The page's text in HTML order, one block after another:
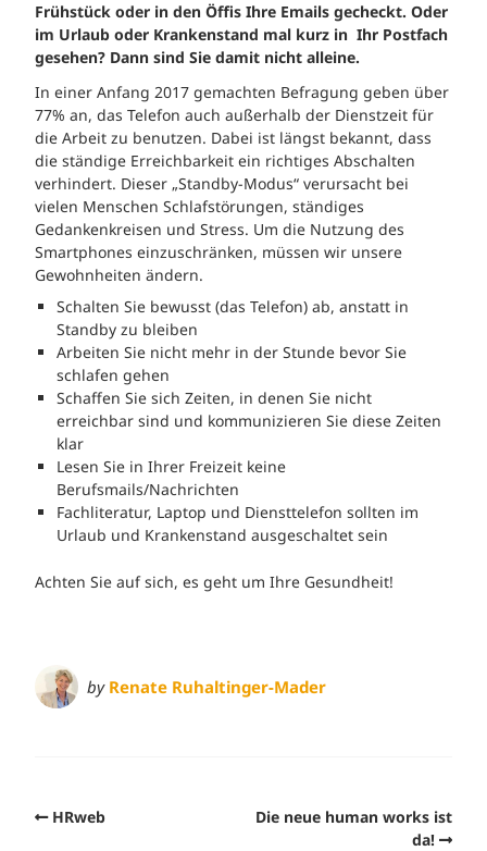
Frühstück oder in den Öffis Ihre Emails gecheckt. Oder
im Urlaub oder Krankenstand mal kurz in Ihr Postfach
gesehen? Dann sind Sie damit nicht alleine.
In einer Anfang 2017 gemachten Befragung geben über
77% an, das Telefon auch außerhalb der Dienstzeit für
die Arbeit zu benutzen. Dabei ist längst bekannt, dass
die ständige Erreichbarkeit ein richtiges Abschalten
verhindert. Dieser „Standby-Modus“ verursacht bei
vielen Menschen Schlafstörungen, ständiges
Gedankenkreisen und Stress. Um die Nutzung des
Smartphones einzuschränken, müssen wir unsere
Gewohnheiten ändern.
Schalten Sie bewusst (das Telefon) ab, anstatt in
Standby zu bleiben
Arbeiten Sie nicht mehr in der Stunde bevor Sie
schlafen gehen
Schaffen Sie sich Zeiten, in denen Sie nicht
erreichbar sind und kommunizieren Sie diese Zeiten
klar
Lesen Sie in Ihrer Freizeit keine
Berufsmails/Nachrichten
Fachliteratur, Laptop und Diensttelefon sollten im
Urlaub und Krankenstand ausgeschaltet sein
Achten Sie auf sich, es geht um Ihre Gesundheit!
by Renate Ruhaltinger-Mader
HRweb
Die neue human works ist
da!